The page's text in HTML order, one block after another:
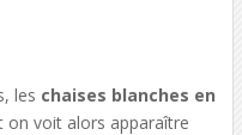
les chaises blanches en
on voit alors apparaître